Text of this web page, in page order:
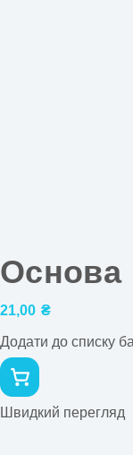
Основа
21,00 ₴
Додати до списку
Швидкий перегляд